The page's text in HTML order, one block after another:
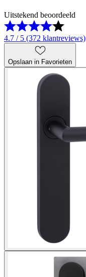
Uitstekend beoordeeld
4.7 / 5 (372 klantreviews)
Opslaan in Favorieten